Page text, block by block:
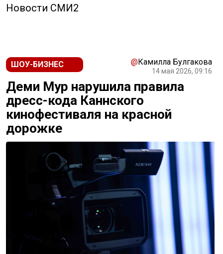
Новости СМИ2
ШОУ-БИЗНЕС @Камилла Булгакова
14 мая 2026, 09:16
Деми Мур нарушила правила
дресс-кода Каннского
кинофестиваля на красной
дорожке